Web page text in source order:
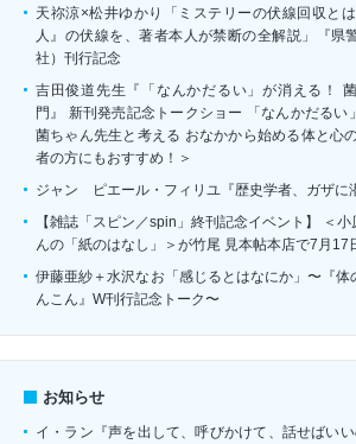
天祢涼×松井ゆかり「ミステリーの伏線回収と
人』の伏線を、著者本人が禁断の全解説」『県
社）刊行記念
吉田俊道先生『「なんかだるい」が消える！
門』 新刊発売記念トークショー 「なんかだるい
菌ちゃん先生と考える おなかから始める体と心
者の方にもおすすめ！＞
ジャン゠ピエール・フィリユ『歴史学者、ガザに
【雑誌「スピン／spin」終刊記念イベント】 ＜
んの「紙のはなし」＞が竹尾 見本帖本店で7月17
伊藤亜紗＋水沢なお「感じるとはなにか」〜『体
んこん』W刊行記念トーク〜
お知らせ
イ・ラン『声を出して、呼びかけて、話せばい